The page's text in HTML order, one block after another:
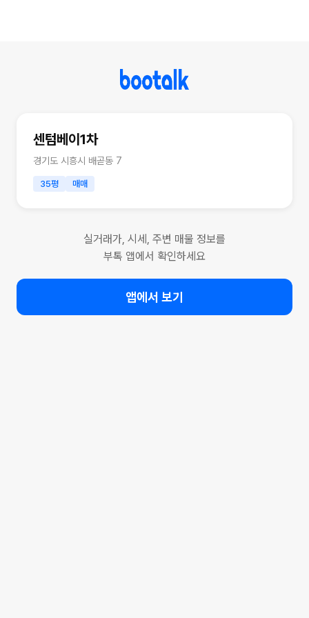
센텀베이1차
경기도 시흥시 배곧동 7
35평 매매
실거래가, 시세, 주변 매물 정보를
부톡 앱에서 확인하세요
앱에서 보기